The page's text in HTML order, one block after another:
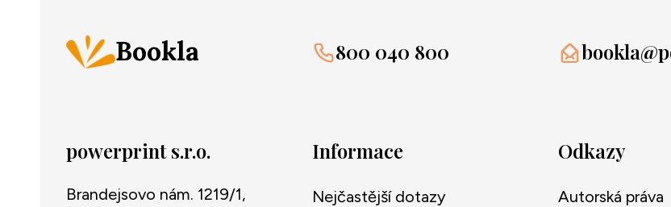
Bookla 800 040 800
powerprint s.r.o.
Brandejsovo nám. 1219/1,
Informace
Nejčastější dotazy
Odkazy
Autorská práva